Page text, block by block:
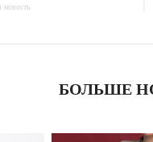
БОЛЬШЕ